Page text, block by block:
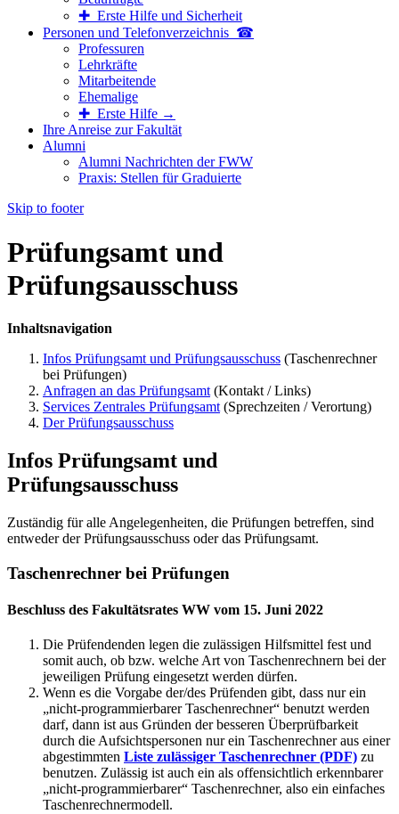
✚ Erste Hilfe und Sicherheit
Personen und Telefon­verzeichnis ☎
Professuren
Lehrkräfte
Mitarbeitende
Ehemalige
✚ Erste Hilfe →
Ihre Anreise zur Fakultät
Alumni
Alumni Nachrichten der FWW
Praxis: Stellen für Graduierte
Skip to footer
Prüfungsamt und
Prüfungsausschuss
Inhaltsnavigation
Infos Prüfungsamt und Prüfungsausschuss (Taschenrechner
bei Prüfungen)
Anfragen an das Prüfungsamt (Kontakt / Links)
Services Zentrales Prüfungsamt (Sprechzeiten / Verortung)
Der Prüfungsausschuss
Infos Prüfungsamt und
Prüfungsausschuss
Zuständig für alle Angelegenheiten, die Prüfungen betreffen, sind
entweder der Prüfungsausschuss oder das Prüfungsamt.
Taschenrechner bei Prüfungen
Beschluss des Fakultätsrates WW vom 15. Juni 2022
Die Prüfendenden legen die zulässigen Hilfsmittel fest und
somit auch, ob bzw. welche Art von Taschenrechnern bei der
jeweiligen Prüfung eingesetzt werden dürfen.
Wenn es die Vorgabe der/des Prüfenden gibt, dass nur ein
„nicht-programmierbarer Taschenrechner“ benutzt werden
darf, dann ist aus Gründen der besseren Überprüfbarkeit
durch die Aufsichtspersonen nur ein Taschenrechner aus einer
abgestimmten Liste zulässiger Taschenrechner (PDF) zu
benutzen. Zulässig ist auch ein als offensichtlich erkennbarer
„nicht-programmierbarer“ Taschenrechner, also ein einfaches
Taschenrechnermodell.